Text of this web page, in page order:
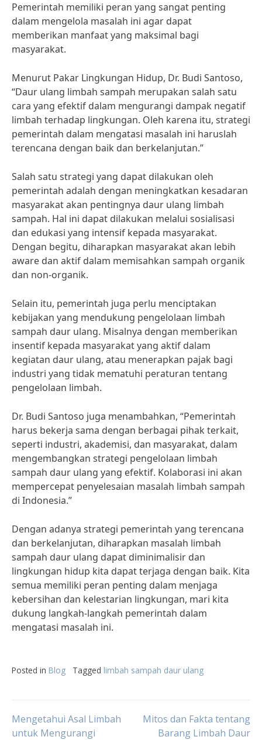
Pemerintah memiliki peran yang sangat penting
dalam mengelola masalah ini agar dapat
memberikan manfaat yang maksimal bagi
masyarakat.
Menurut Pakar Lingkungan Hidup, Dr. Budi Santoso,
“Daur ulang limbah sampah merupakan salah satu
cara yang efektif dalam mengurangi dampak negatif
limbah terhadap lingkungan. Oleh karena itu, strategi
pemerintah dalam mengatasi masalah ini haruslah
terencana dengan baik dan berkelanjutan.”
Salah satu strategi yang dapat dilakukan oleh
pemerintah adalah dengan meningkatkan kesadaran
masyarakat akan pentingnya daur ulang limbah
sampah. Hal ini dapat dilakukan melalui sosialisasi
dan edukasi yang intensif kepada masyarakat.
Dengan begitu, diharapkan masyarakat akan lebih
aware dan aktif dalam memisahkan sampah organik
dan non-organik.
Selain itu, pemerintah juga perlu menciptakan
kebijakan yang mendukung pengelolaan limbah
sampah daur ulang. Misalnya dengan memberikan
insentif kepada masyarakat yang aktif dalam
kegiatan daur ulang, atau menerapkan pajak bagi
industri yang tidak mematuhi peraturan tentang
pengelolaan limbah.
Dr. Budi Santoso juga menambahkan, “Pemerintah
harus bekerja sama dengan berbagai pihak terkait,
seperti industri, akademisi, dan masyarakat, dalam
mengembangkan strategi pengelolaan limbah
sampah daur ulang yang efektif. Kolaborasi ini akan
mempercepat penyelesaian masalah limbah sampah
di Indonesia.”
Dengan adanya strategi pemerintah yang terencana
dan berkelanjutan, diharapkan masalah limbah
sampah daur ulang dapat diminimalisir dan
lingkungan hidup kita dapat terjaga dengan baik. Kita
semua memiliki peran penting dalam menjaga
kebersihan dan kelestarian lingkungan, mari kita
dukung langkah-langkah pemerintah dalam
mengatasi masalah ini.
Posted in Blog Tagged limbah sampah daur ulang
Post
Mengetahui Asal Limbah
untuk Mengurangi
Mitos dan Fakta tentang
Barang Limbah Daur